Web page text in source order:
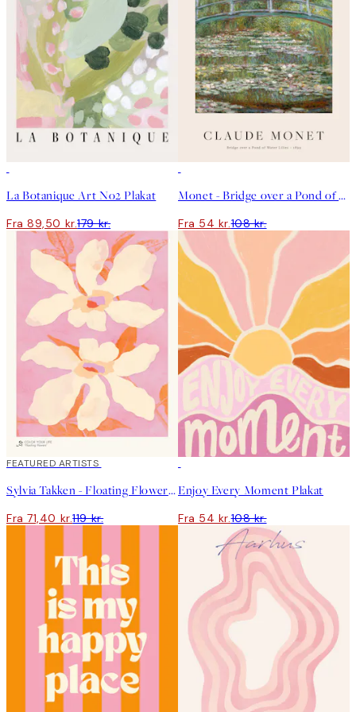
La Botanique Art No2 Plakat
Fra 89,50 kr.179 kr.
Monet - Bridge over a Pond of Water Lilies Plakat
Fra 54 kr.108 kr.
40%*
FEATURED ARTISTS
Sylvia Takken - Floating Flowers Plakat
Fra 71,40 kr.119 kr.
Enjoy Every Moment Plakat
Fra 54 kr.108 kr.